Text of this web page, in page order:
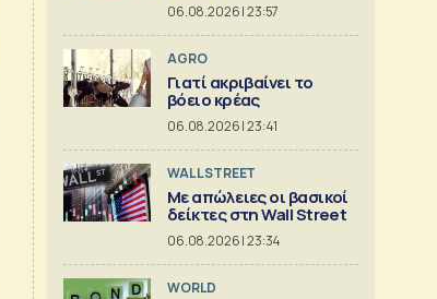
06.08.2026 | 23:57
AGRO
Γιατί ακριβαίνει το
βόειο κρέας
06.08.2026 | 23:41
WALL STREET
Με απώλειες οι βασικοί
δείκτες στη Wall Street
06.08.2026 | 23:34
WORLD